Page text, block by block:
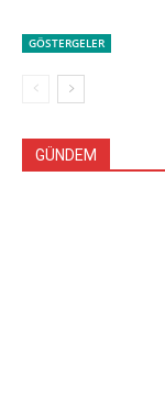
GÖSTERGELER
GÜNDEM